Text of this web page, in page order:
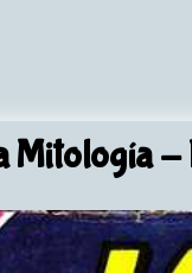
Mitología-